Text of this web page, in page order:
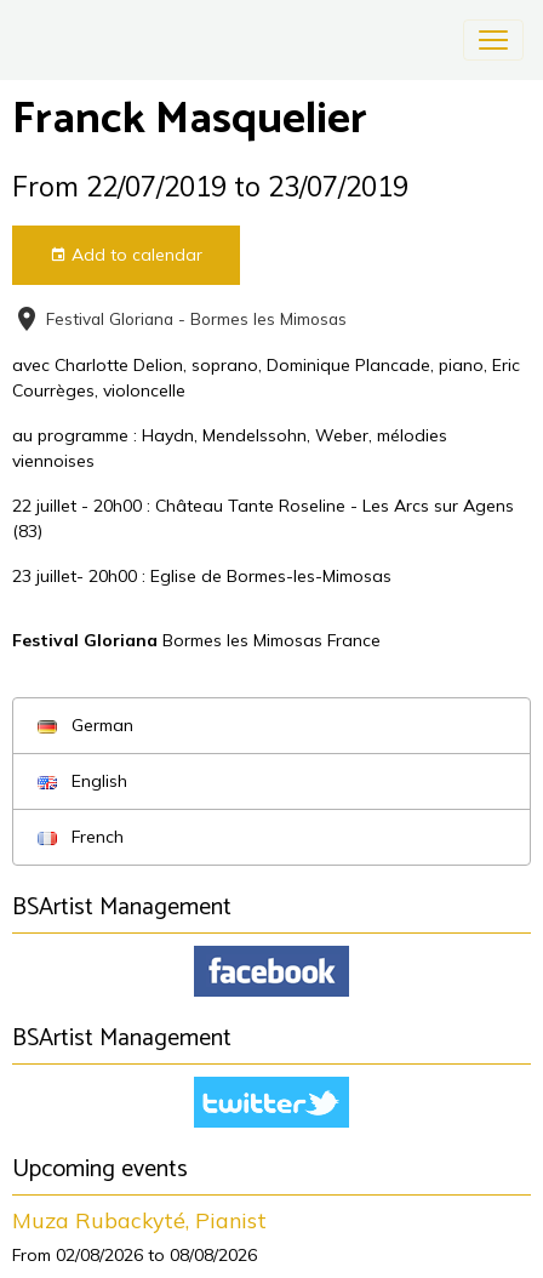
Franck Masquelier
From 22/07/2019 to 23/07/2019
Add to calendar
Festival Gloriana - Bormes les Mimosas
avec Charlotte Delion, soprano, Dominique Plancade, piano, Eric
Courrèges, violoncelle
au programme : Haydn, Mendelssohn, Weber, mélodies
viennoises
22 juillet - 20h00 : Château Tante Roseline - Les Arcs sur Agens
(83)
23 juillet- 20h00 : Eglise de Bormes-les-Mimosas
Festival Gloriana Bormes les Mimosas France
German
English
French
BSArtist Management
BSArtist Management
Upcoming events
Muza Rubackyté, Pianist
From 02/08/2026 to 08/08/2026